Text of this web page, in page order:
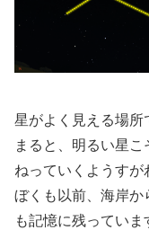
星がよく見える場所
まると、明るい星
ねっていくようすが
ぼくも以前、海岸か
も記憶に残っていま